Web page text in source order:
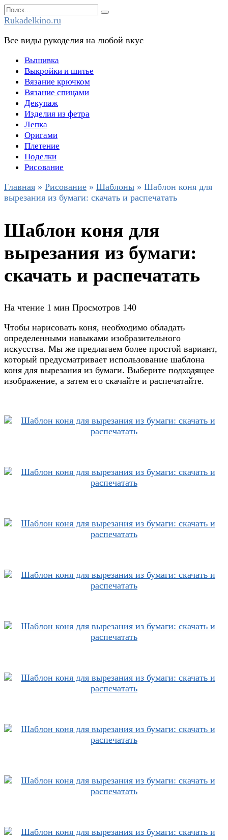
Перейти
к
Search
for:
Rukadelkino.ru
Все виды рукоделия на любой вкус
Вышивка
Выкройки и шитье
Вязание крючком
Вязание спицами
Декупаж
Изделия из фетра
Лепка
Оригами
Плетение
Поделки
Рисование
Главная » Рисование » Шаблоны » Шаблон коня для
вырезания из бумаги: скачать и распечатать
Шаблон коня для
вырезания из бумаги:
скачать и распечатать
На чтение 1 мин Просмотров 140
Чтобы нарисовать коня, необходимо обладать
определенными навыками изобразительного
искусства. Мы же предлагаем более простой вариант,
который предусматривает использование шаблона
коня для вырезания из бумаги. Выберите подходящее
изображение, а затем его скачайте и распечатайте.